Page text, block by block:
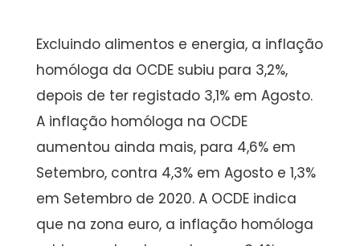
Excluindo alimentos e energia, a inflação
homóloga da OCDE subiu para 3,2%,
depois de ter registado 3,1% em Agosto.
A inflação homóloga na OCDE
aumentou ainda mais, para 4,6% em
Setembro, contra 4,3% em Agosto e 1,3%
em Setembro de 2020. A OCDE indica
que na zona euro, a inflação homóloga